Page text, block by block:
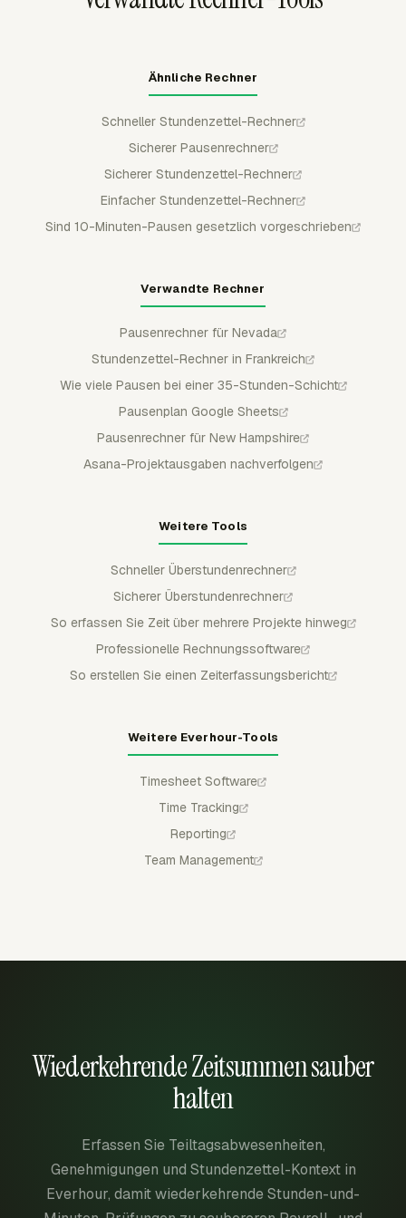
Ähnliche Rechner
Schneller Stundenzettel-Rechner
Sicherer Pausenrechner
Sicherer Stundenzettel-Rechner
Einfacher Stundenzettel-Rechner
Sind 10-Minuten-Pausen gesetzlich vorgeschrieben
Verwandte Rechner
Pausenrechner für Nevada
Stundenzettel-Rechner in Frankreich
Wie viele Pausen bei einer 35-Stunden-Schicht
Pausenplan Google Sheets
Pausenrechner für New Hampshire
Asana-Projektausgaben nachverfolgen
Weitere Tools
Schneller Überstundenrechner
Sicherer Überstundenrechner
So erfassen Sie Zeit über mehrere Projekte hinweg
Professionelle Rechnungssoftware
So erstellen Sie einen Zeiterfassungsbericht
Weitere Everhour-Tools
Timesheet Software
Time Tracking
Reporting
Team Management
Wiederkehrende Zeitsummen sauber
halten
Erfassen Sie Teiltagsabwesenheiten,
Genehmigungen und Stundenzettel-Kontext in
Everhour, damit wiederkehrende Stunden-und-